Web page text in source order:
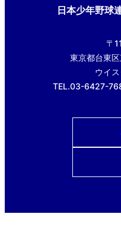
日本少年野球
〒
東京都台東
ウイ
TEL.03-6427-